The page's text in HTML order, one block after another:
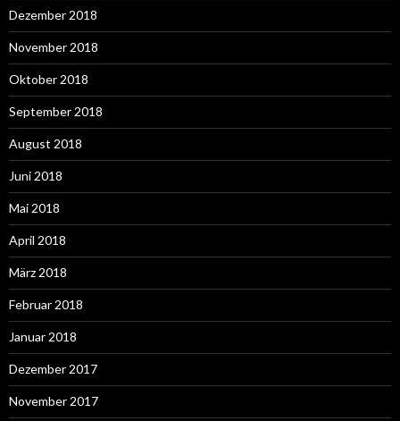
Dezember 2018
November 2018
Oktober 2018
September 2018
August 2018
Juni 2018
Mai 2018
April 2018
März 2018
Februar 2018
Januar 2018
Dezember 2017
November 2017